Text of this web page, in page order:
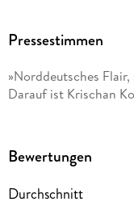
Pressestimmen
»Norddeutsches
Darauf ist Krischan
Bewertungen
Durchschnitt